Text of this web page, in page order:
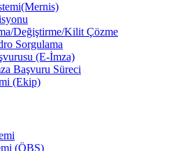
Değiştirme/Kilit Çözme
Sorgulama
(E-İmza)
Başvuru Süreci
(Ekip)
(ÖBS)